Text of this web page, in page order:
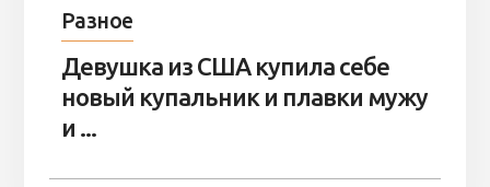
Разное
Девушка из США купила себе
новый купальник и плавки мужу
и ...